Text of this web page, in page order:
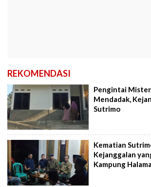
REKOMENDASI
Pengintai
Mendadak,
Sutrimo
Kematian
Kejanggalan
Kampung